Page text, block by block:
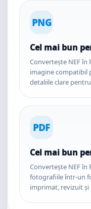
PNG
Cel mai bun
Convertește NEF în
imagine compatibil
detaliile clare
PDF
Cel mai bun
Convertește NEF
fotografiile într-un
imprimat, revizuit